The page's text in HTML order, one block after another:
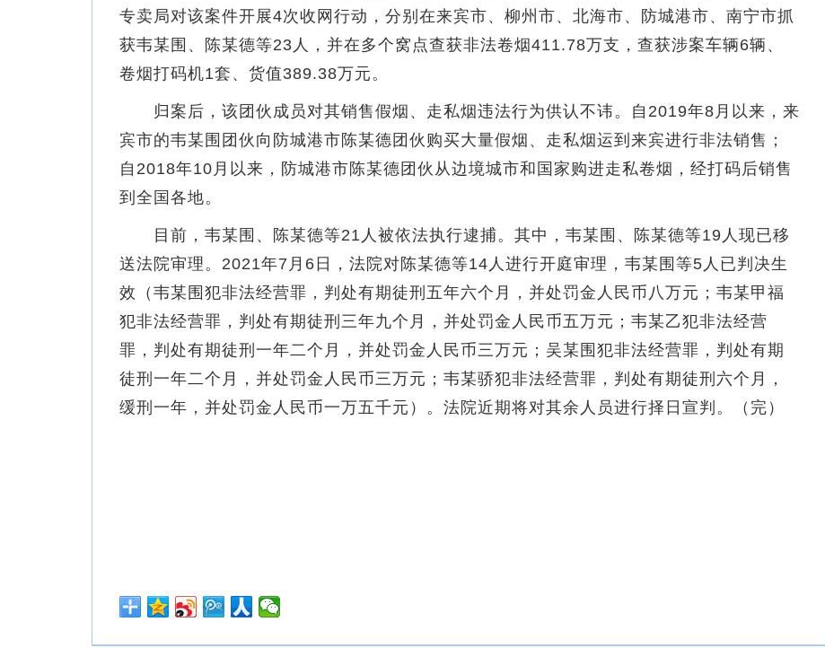
专卖局对该案件开展4次收网行动，分别在来宾市、柳州市、北海市、防城港市、南宁市抓
获韦某围、陈某德等23人，并在多个窝点查获非法卷烟411.78万支，查获涉案车辆6辆、
卷烟打码机1套、货值389.38万元。
归案后，该团伙成员对其销售假烟、走私烟违法行为供认不讳。自2019年8月以来，来
宾市的韦某围团伙向防城港市陈某德团伙购买大量假烟、走私烟运到来宾进行非法销售；
自2018年10月以来，防城港市陈某德团伙从边境城市和国家购进走私卷烟，经打码后销售
到全国各地。
目前，韦某围、陈某德等21人被依法执行逮捕。其中，韦某围、陈某德等19人现已移
送法院审理。2021年7月6日，法院对陈某德等14人进行开庭审理，韦某围等5人已判决生
效（韦某围犯非法经营罪，判处有期徒刑五年六个月，并处罚金人民币八万元；韦某甲福
犯非法经营罪，判处有期徒刑三年九个月，并处罚金人民币五万元；韦某乙犯非法经营
罪，判处有期徒刑一年二个月，并处罚金人民币三万元；吴某围犯非法经营罪，判处有期
徒刑一年二个月，并处罚金人民币三万元；韦某骄犯非法经营罪，判处有期徒刑六个月，
缓刑一年，并处罚金人民币一万五千元）。法院近期将对其余人员进行择日宣判。（完）